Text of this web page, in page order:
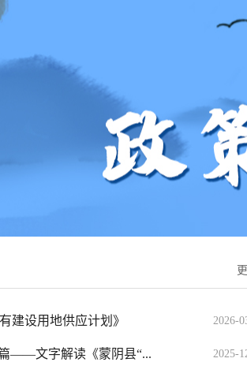
建设用地供应计划》 2026-
——文字解读《蒙阴县“... 2025-